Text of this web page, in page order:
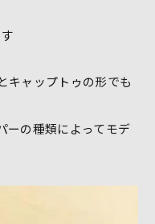
キャップトゥの形でも
ーの種類によってモデ